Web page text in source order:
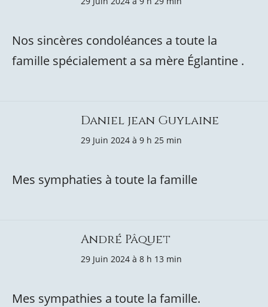
Nos sincères condoléances a toute la
famille spécialement a sa mère Églantine .
Daniel jean Guylaine
29 Juin 2024 à 9 h 25 min
Mes symphaties à toute la famille
André Pâquet
29 Juin 2024 à 8 h 13 min
Mes sympathies a toute la famille.